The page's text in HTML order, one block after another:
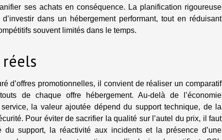
ses achats en conséquence. La planification rigoureuse
dans un hébergement performant, tout en réduisant
souvent limités dans le temps.
réels
d’offres promotionnelles, il convient de réaliser un comparatif
de chaque offre hébergement. Au-delà de l’économie
la valeur ajoutée dépend du support technique, de la
Pour éviter de sacrifier la qualité sur l’autel du prix, il faut
support, la réactivité aux incidents et la présence d’une